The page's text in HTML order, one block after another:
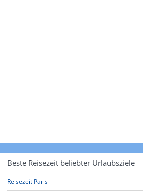
Beste Reisezeit beliebter Urlaubsziele
Reisezeit Paris